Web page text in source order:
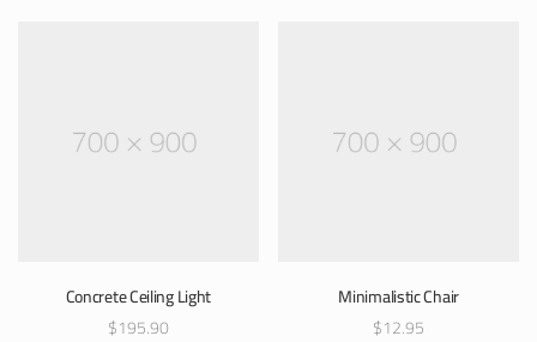
Minimalistic Chair
$12.95
Concrete Ceiling Light
$195.90